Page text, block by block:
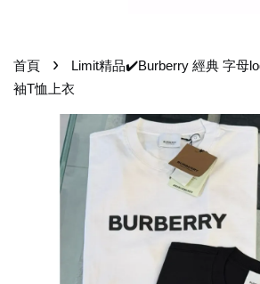
首頁 ›
Limit精品✔️Burberry 經典 字母
袖T恤上衣